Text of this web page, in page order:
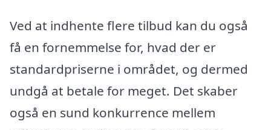
Ved at indhente flere tilbud kan du også
få en fornemmelse for, hvad der er
standardpriserne i området, og dermed
undgå at betale for meget. Det skaber
også en sund konkurrence mellem